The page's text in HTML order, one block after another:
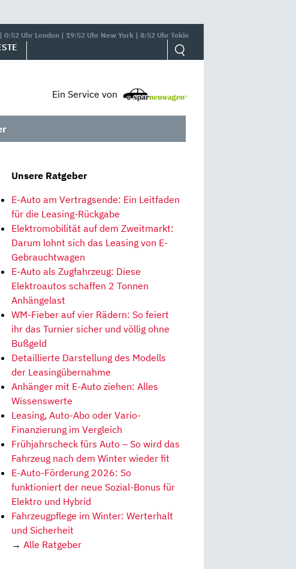
Uhr London | 19:52 Uhr New York | 8:52 Uhr Tokio
Ein Service von
Unsere Ratgeber
E-Auto am Vertragsende: Ein Leitfaden
für die Leasing-Rückgabe
Elektromobilität auf dem Zweitmarkt:
Darum lohnt sich das Leasing von E-
Gebrauchtwagen
E-Auto als Zugfahrzeug: Diese
Elektroautos schaffen 2 Tonnen
Anhängelast
WM-Fieber auf vier Rädern: So feiert
ihr das Turnier sicher und völlig ohne
Bußgeld
Detaillierte Darstellung des Modells
der Leasingübernahme
Anhänger mit E-Auto ziehen: Alles
Wissenswerte
Leasing, Auto-Abo oder Vario-
Finanzierung im Vergleich
Frühjahrscheck fürs Auto – So wird das
Fahrzeug nach dem Winter wieder fit
E-Auto-Förderung 2026: So
funktioniert der neue Sozial-Bonus für
Elektro und Hybrid
Fahrzeugpflege im Winter: Werterhalt
und Sicherheit
→ Alle Ratgeber